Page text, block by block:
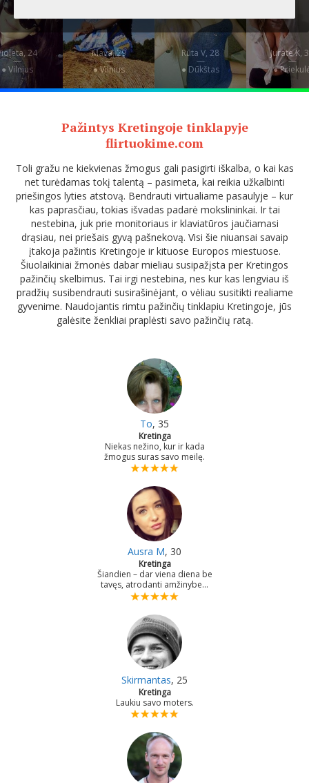
24
—
● Vilnius
Mava, 29
—
● Vilnius
Rūta V, 28
—
● Dūkštas
Jurate K,
—
●
Pažintys Kretingoje tinklapyje
flirtuokime.com
Toli gražu ne kiekvienas žmogus gali pasigirti iškalba, o kai kas
net turėdamas tokį talentą – pasimeta, kai reikia užkalbinti
priešingos lyties atstovą. Bendrauti virtualiame pasaulyje – kur
kas paprasčiau, tokias išvadas padarė mokslininkai. Ir tai
nestebina, juk prie monitoriaus ir klaviatūros jaučiamasi
drąsiau, nei priešais gyvą pašnekovą. Visi šie niuansai savaip
įtakoja pažintis Kretingoje ir kituose Europos miestuose.
Šiuolaikiniai žmonės dabar mieliau susipažįsta per Kretingos
pažinčių skelbimus. Tai irgi nestebina, nes kur kas lengviau iš
pradžių susibendrauti susirašinėjant, o vėliau susitikti realiame
gyvenime. Naudojantis rimtu pažinčių tinklapiu Kretingoje, jūs
galėsite ženkliai praplėsti savo pažinčių ratą.
To, 35
Kretinga
Niekas nežino, kur ir kada
žmogus suras savo meilę.
Ausra M, 30
Kretinga
Šiandien – dar viena diena be
tavęs, atrodanti amžinybe...
Skirmantas, 25
Kretinga
Laukiu savo moters.